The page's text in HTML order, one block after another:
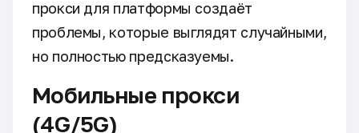
прокси для платформы создаёт
проблемы, которые выглядят случайными,
но полностью предсказуемы.
Мобильные прокси
(4G/5G)